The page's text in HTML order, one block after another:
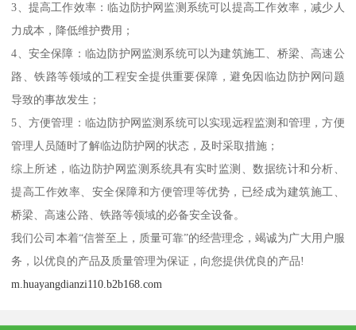
3、提高工作效率：临边防护网监测系统可以提高工作效率，减少人
力成本，降低维护费用；
4、安全保障：临边防护网监测系统可以为建筑施工、桥梁、高速公
路、铁路等领域的工程安全提供重要保障，避免因临边防护网问题
导致的事故发生；
5、方便管理：临边防护网监测系统可以实现远程监测和管理，方便
管理人员随时了解临边防护网的状态，及时采取措施；
综上所述，临边防护网监测系统具有实时监测、数据统计和分析、
提高工作效率、安全保障和方便管理等优势，已经成为建筑施工、
桥梁、高速公路、铁路等领域的必备安全设备。
我们公司本着“信誉至上，质量可靠”的经营理念，竭诚为广大用户服
务，以优良的产品及质量管理为保证，向您提供优良的产品!
m.huayangdianzi110.b2b168.com